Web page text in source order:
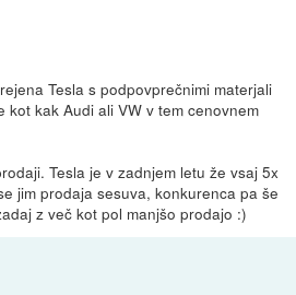
Tesla s podpovprečnimi materjali
kot kak Audi ali VW v tem cenovnem
Tesla je v zadnjem letu že vsaj 5x
jim prodaja sesuva, konkurenca pa še
z več kot pol manjšo prodajo :)